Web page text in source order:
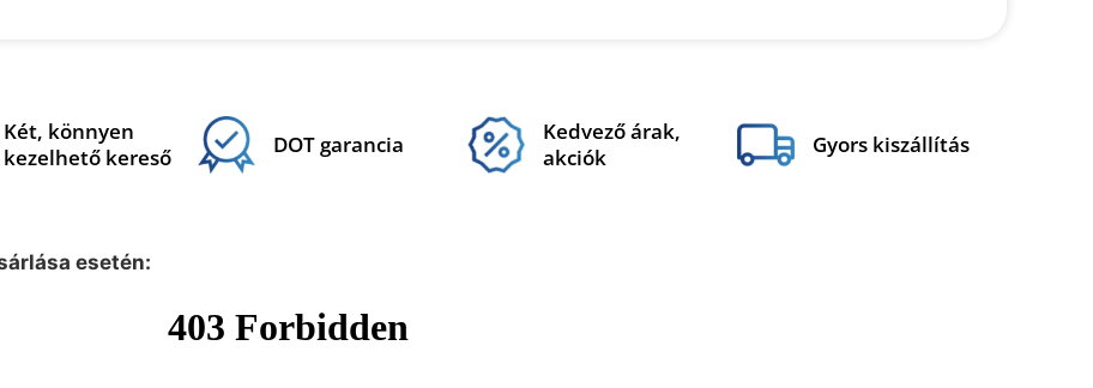
Két, könnyen
kezelhető kereső
DOT garancia
Kedvező árak,
akciók
Gyors kiszállítás
esetén: